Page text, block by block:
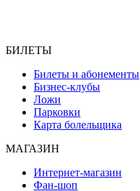
БИЛЕТЫ
Билеты и абонементы
Бизнес-клубы
Ложи
Парковки
Карта болельщика
МАГАЗИН
Интернет-магазин
Фан-шоп